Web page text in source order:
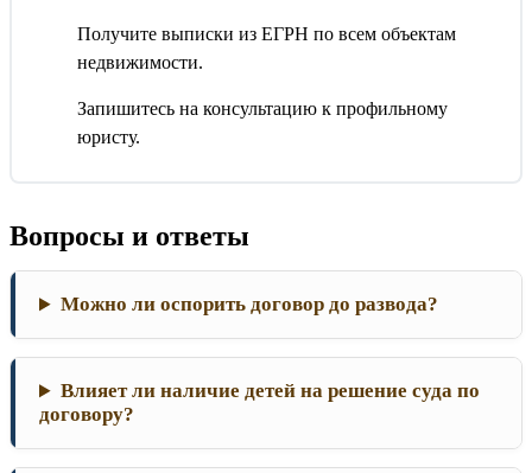
Получите выписки из ЕГРН по всем объектам
недвижимости.
Запишитесь на консультацию к профильному
юристу.
Вопросы и ответы
Можно ли оспорить договор до развода?
Влияет ли наличие детей на решение суда по
договору?